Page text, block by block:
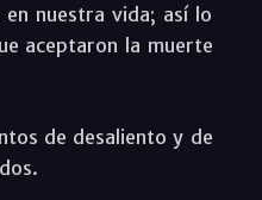
nuestra vida; así lo
aceptaron la muerte
de desaliento y de